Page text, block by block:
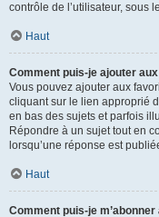
contrôle de l’utilisateur, sous
Haut
Comment puis-je ajouter
Vous pouvez ajouter aux
cliquant sur le lien approprié
en bas des sujets et parfois
Répondre à un sujet tout en
lorsqu’une réponse est
Haut
Comment puis-je